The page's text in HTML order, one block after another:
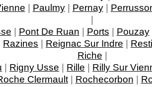
| Paulmy| Pernay|
|
| Pont De Ruan | Ports | Pouzay
Razines | Reignac Sur Indre |
Riche |
| Rigny Usse | Rille | Rilly Sur
Clermault| Rochecorbon |